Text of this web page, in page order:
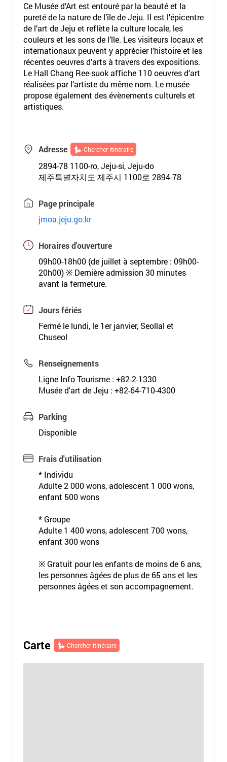
Ce Musée d’Art est entouré par la beauté et la
pureté de la nature de l’île de Jeju. Il est l’épicentre
de l’art de Jeju et reflète la culture locale, les
couleurs et les sons de l’île. Les visiteurs locaux et
internationaux peuvent y apprécier l’histoire et les
récentes oeuvres d’arts à travers des expositions.
Le Hall Chang Ree-suok affiche 110 oeuvres d’art
réalisées par l’artiste du même nom. Le musée
propose également des évènements culturels et
artistiques.
Adresse Chercher itinéraire
2894-78 1100-ro, Jeju-si, Jeju-do
제주특별자치도 제주시 1100로 2894-78
Page principale
jmoa.jeju.go.kr
Horaires d'ouverture
09h00-18h00 (de juillet à septembre : 09h00-
20h00) ※ Dernière admission 30 minutes
avant la fermeture.
Jours fériés
Fermé le lundi, le 1er janvier, Seollal et
Chuseol
Renseignements
Ligne Info Tourisme : +82-2-1330
Musée d'art de Jeju : +82-64-710-4300
Parking
Disponible
Frais d'utilisation
* Individu
Adulte 2 000 wons, adolescent 1 000 wons,
enfant 500 wons
* Groupe
Adulte 1 400 wons, adolescent 700 wons,
enfant 300 wons
※ Gratuit pour les enfants de moins de 6 ans,
les personnes âgées de plus de 65 ans et les
personnes âgées et son accompagnement.
Carte Chercher itinéraire